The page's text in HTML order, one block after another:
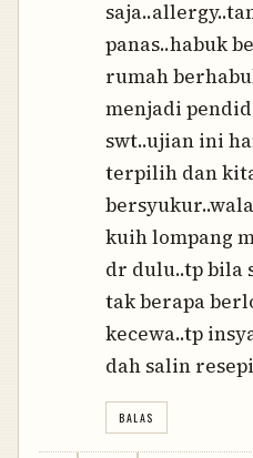
panas..habuk
rumah
menjadi
swt..ujian ini
terpilih dan
kuih lompang
dr dulu..tp bila
tak berapa
kecewa..tp
dah salin resepi
BALAS